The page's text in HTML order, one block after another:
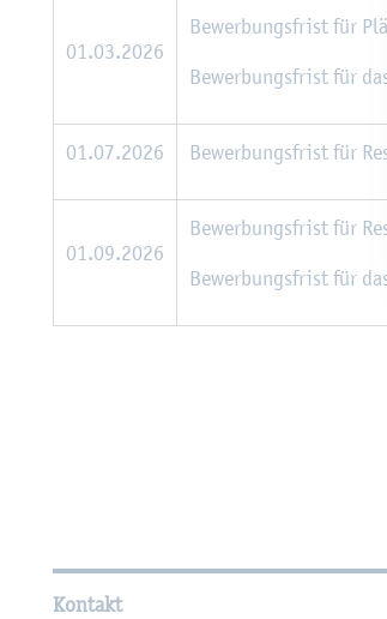
01.03.2026
Be­wer­bungs­frist für
Be­wer­bungs­frist für
01.07.2026 Be­wer­bungs­frist für
01.09.2026
Be­wer­bungs­frist für
Be­wer­bungs­frist für
Wei­ter­füh­ren­de
Kontakt